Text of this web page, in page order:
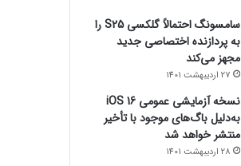
سامسونگ احتمالاً گلکسی S25 را
به پردازنده اختصاصی جدید
مجهز می‌کند
27 اردیبهشت 1401
نسخه آزمایشی عمومی iOS 16
به‌دلیل باگ‌های موجود با تأخیر
منتشر خواهد شد
28 اردیبهشت 1401